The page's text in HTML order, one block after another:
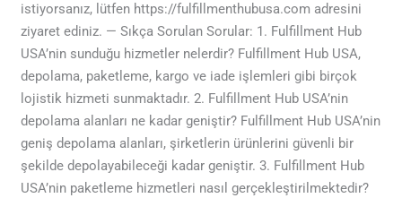
istiyorsanız, lütfen https://fulfillmenthubusa.com adresini
ziyaret ediniz. — Sıkça Sorulan Sorular: 1. Fulfillment Hub
USA’nin sunduğu hizmetler nelerdir? Fulfillment Hub USA,
depolama, paketleme, kargo ve iade işlemleri gibi birçok
lojistik hizmeti sunmaktadır. 2. Fulfillment Hub USA’nin
depolama alanları ne kadar geniştir? Fulfillment Hub USA’nin
geniş depolama alanları, şirketlerin ürünlerini güvenli bir
şekilde depolayabileceği kadar geniştir. 3. Fulfillment Hub
USA’nin paketleme hizmetleri nasıl gerçekleştirilmektedir?